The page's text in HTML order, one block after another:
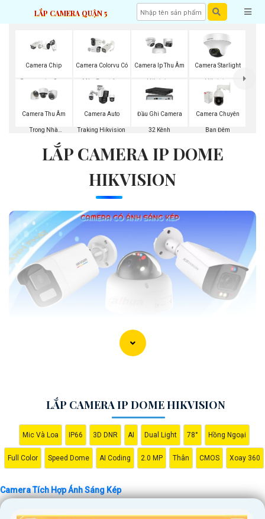
LẮP CAMERA QUẬN 5
Camera Chip
Progressive Scan
CMOS Hikvision
Camera Colorvu Có
Màu Ban Đêm
Camera Ip Thu Âm
Hikvision
Camera Starlight
Hikvision
Camera Thu Âm
Trong Nhà
Hikvision
Camera Auto
Traking Hikvision
Đầu Ghi Camera
32 Kênh
Camera Chuyên
Ban Đêm
LẮP CAMERA IP DOME
HIKVISION
LẮP CAMERA IP DOME HIKVISION
Mic Và Loa IP66 3D DNR AI Dual Light 78° Hồng Ngoại
Full Color Speed Dome AI Coding 2.0 MP Thân CMOS Xoay 360
Camera Tích Hợp Ánh Sáng Kép